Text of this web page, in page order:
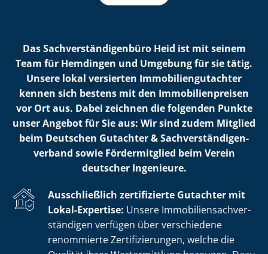
Das Sach­ver­stän­di­gen­bü­ro Heid ist mit seinem
Team für Hemdingen und Umgebung für sie tätig.
Unsere lokal versierten Im­mo­bi­li­en­gut­ach­ter
kennen sich bestens mit den Im­mo­bi­li­en­prei­sen
vor Ort aus. Dabei zeichnen die folgenden Punkte
unser Angebot für Sie aus: Wir sind zudem Mitglied
beim Deutschen Gutachter & Sach­ver­stän­di­gen­
ver­band sowie Fördermitglied beim Verein
deutscher Ingenieure.
Ausschließlich zertifizierte Gutachter mit
Lokal-Expertise: Unsere Im­mo­bi­li­en­sach­ver­
stän­di­gen verfügen über verschiedene
renommierte Zer­ti­fi­zie­run­gen, welche die